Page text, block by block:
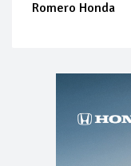
Romero Honda